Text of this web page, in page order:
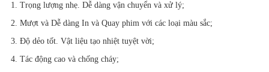
1. Trọng lượng nhẹ. Dễ dàng vận chuyển và xử lý;
2. Mượt và Dễ dàng In và Quay phim với các loại màu sắc;
3. Độ dẻo tốt. Vật liệu tạo nhiệt tuyệt vời;
4. Tác động cao và chống cháy;